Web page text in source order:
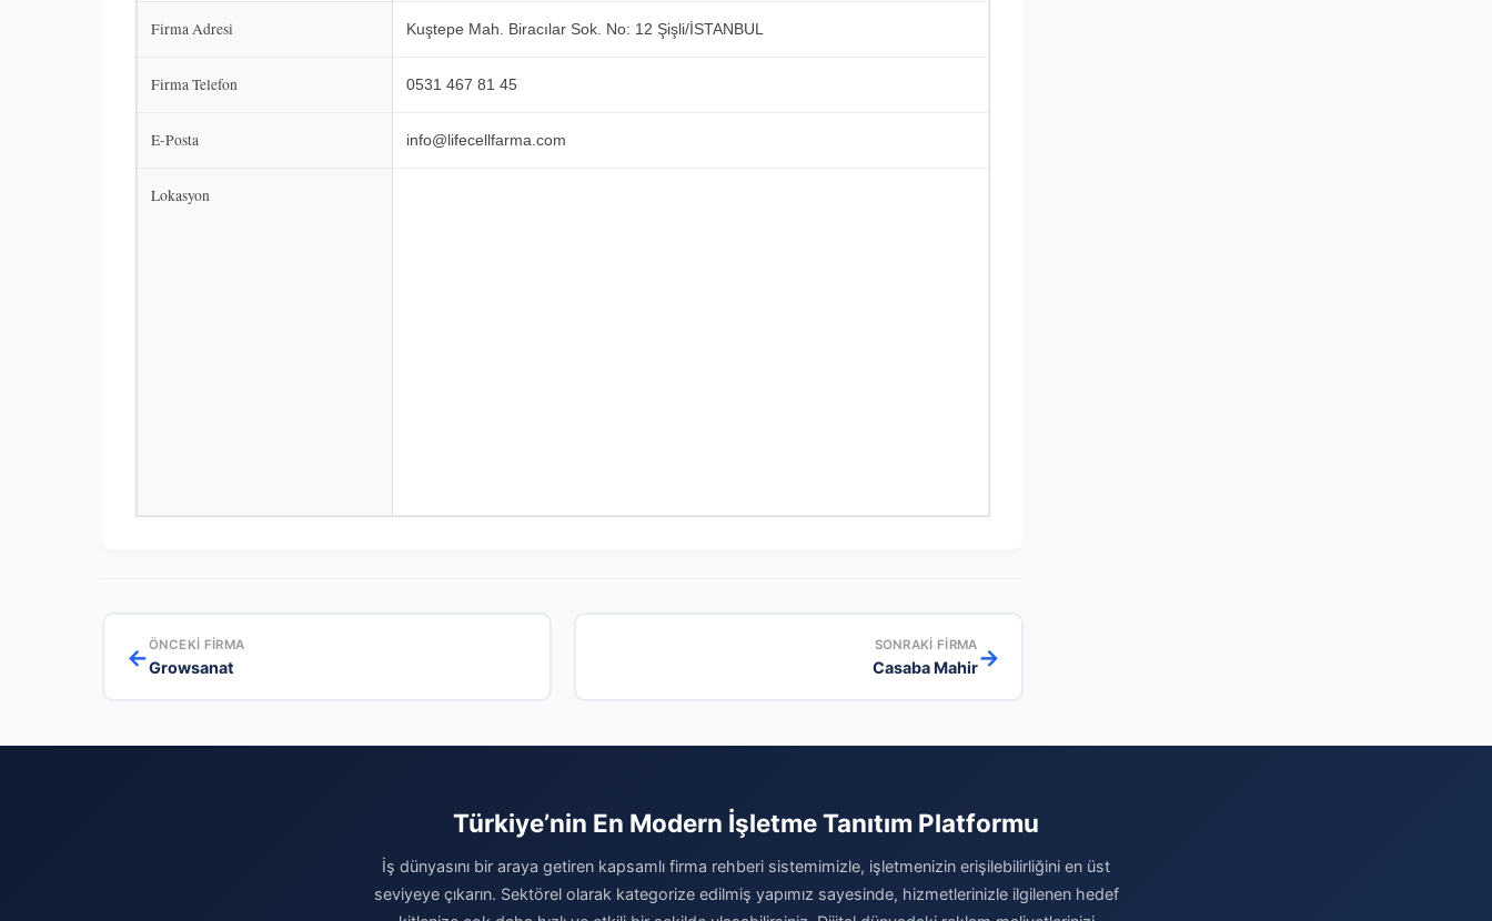
Firma Adresi Kuştepe Mah. Biracılar Sok. No: 12 Şişli/İSTANBUL
Firma Telefon 0531 467 81 45
E-Posta info@lifecellfarma.com
Lokasyon
←ÖNCEKI FIRMA
Growsanat
SONRAKI FIRMA
Casaba Mahir→
Türkiye’nin En Modern İşletme Tanıtım Platformu
İş dünyasını bir araya getiren kapsamlı firma rehberi sistemimizle, işletmenizin erişilebilirliğini en üst
seviyeye çıkarın. Sektörel olarak kategorize edilmiş yapımız sayesinde, hizmetlerinizle ilgilenen hedef